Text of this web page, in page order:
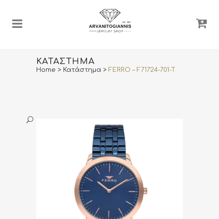
ΚΑΤΆΣΤΗΜΑ
Home > Κατάστημα > FERRO – F71724-701-T